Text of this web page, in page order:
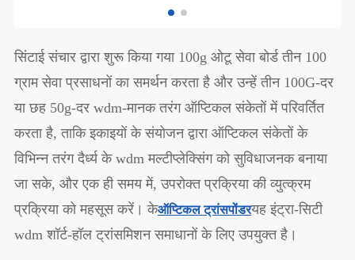
सिंटाई संचार द्वारा शुरू किया गया 100g ओटू सेवा बोर्ड तीन 100
ग्राम सेवा प्रसाधनों का समर्थन करता है और उन्हें तीन 100G-दर
या छह 50g-दर wdm-मानक तरंग ऑप्टिकल संकेतों में परिवर्तित
करता है, ताकि इकाइयों के संयोजन द्वारा ऑप्टिकल संकेतों के
विभिन्न तरंग दैर्ध्य के wdm मल्टीप्लेक्सिंग को सुविधाजनक बनाया
जा सके, और एक ही समय में, उपरोक्त प्रक्रिया की व्युत्क्रम
प्रक्रिया को महसूस करें। केऑप्टिकल ट्रांसपोंडरयह इंट्रा-सिटी
wdm शॉर्ट-हॉल ट्रांसमिशन समाधानों के लिए उपयुक्त है।